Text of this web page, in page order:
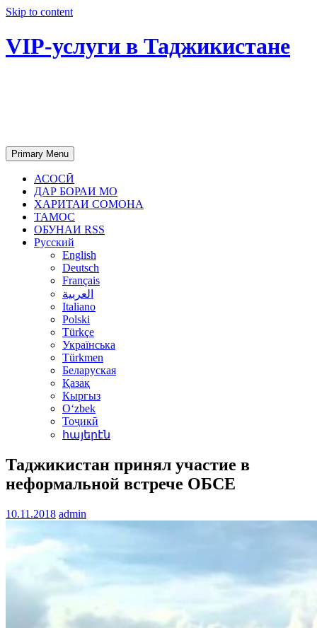
Skip to content
VIP-услуги в Таджикистане
Primary Menu
АСОСӢ
ДАР БОРАИ МО
ХАРИТАИ СОМОНА
ТАМОС
ОБУНАИ RSS
Русский
English
Deutsch
Français
العربية
Italiano
Polski
Türkçe
Українська
Türkmen
Беларуская
Қазақ
Кыргыз
Oʻzbek
Тоҷикӣ
հայերէն
Таджикистан принял участие в
неформальной встрече ОБСЕ
10.11.2018 admin